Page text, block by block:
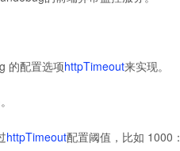
的配置选项httpTimeout来实现。
httpTimeout配置阈值，比如 1000：